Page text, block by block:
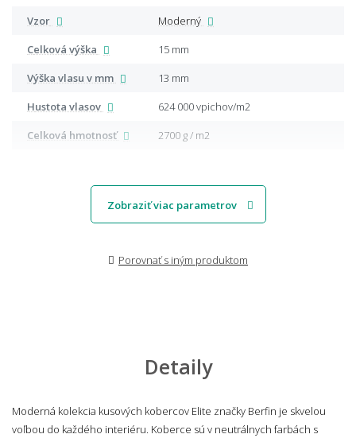
Vzor
Moderný
Celková výška
15 mm
Výška vlasu v mm
13 mm
Hustota vlasov
624 000 vpichov/m2
Celková hmotnosť
2700 g / m2
Zobraziť viac parametrov
Porovnať s iným produktom
Detaily
Moderná kolekcia kusových kobercov Elite značky Berfin je skvelou
voľbou do každého interiéru. Koberce sú v neutrálnych farbách s